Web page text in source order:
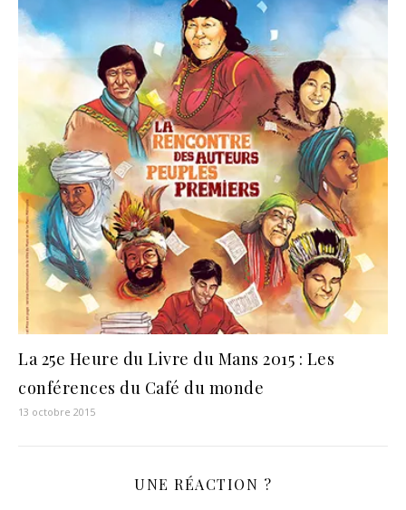
La 25e Heure du Livre du Mans 2015 : Les
conférences du Café du monde
13 octobre 2015
UNE RÉACTION ?